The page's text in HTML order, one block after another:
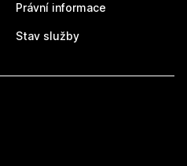
Právní informace
Stav služby